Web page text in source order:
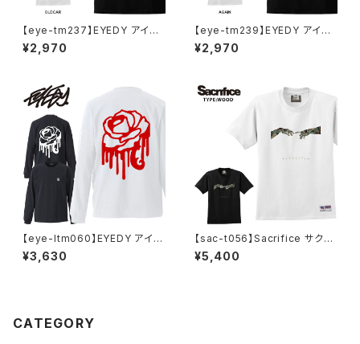
【eye-tm237】EYEDY アイデ
ィー OLDCAR ショートスリーブ
Tシャツ 大きいサイズ WHTIE
こいい
¥2,970
【eye-tm239】EYEDY アイデ
ィー AGAIN ショートスリーブT
シャツ 大きいサイズ WHTIE BL
い おしゃれ
¥2,970
【eye-ltm060】EYEDY アイデ
ィー 大きいサイズ メンズ ロング
tシャツ ロンt SAGROSE ブラン
¥3,630
【sac-t056】Sacrifice サクリ
ファイス TYPE WOOD 大きい
サイズ メンズ Tシャツ 半袖 Tシ
¥5,400
CATEGORY